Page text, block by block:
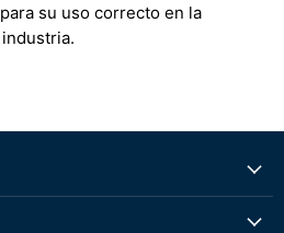
para su uso correcto en la
industria.